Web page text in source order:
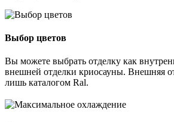
Выбор цветов
Вы можете выбрать отделку как
внешней отделки криосауны. Внешняя
лишь каталогом Ral.